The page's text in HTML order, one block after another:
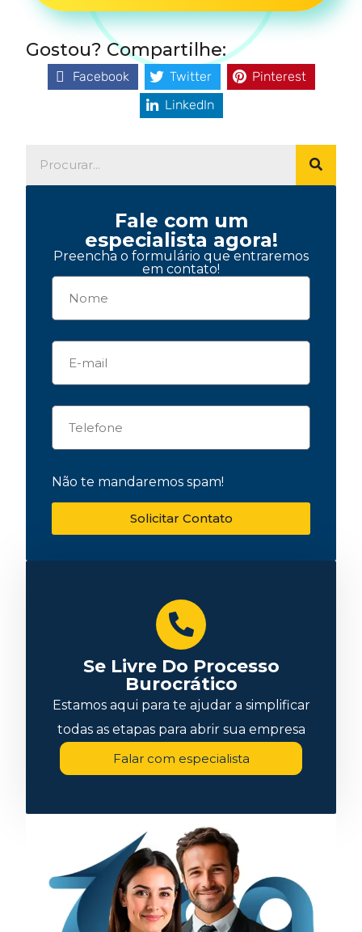
Gostou? Compartilhe:
Facebook Twitter
Pinterest
LinkedIn
Fale com um
especialista agora!
Preencha o formulário que entraremos
em contato!
Não te mandaremos spam!
Solicitar Contato
Se Livre Do Processo
Burocrático
Estamos aqui para te ajudar a simplificar
todas as etapas para abrir sua empresa
Falar com especialista